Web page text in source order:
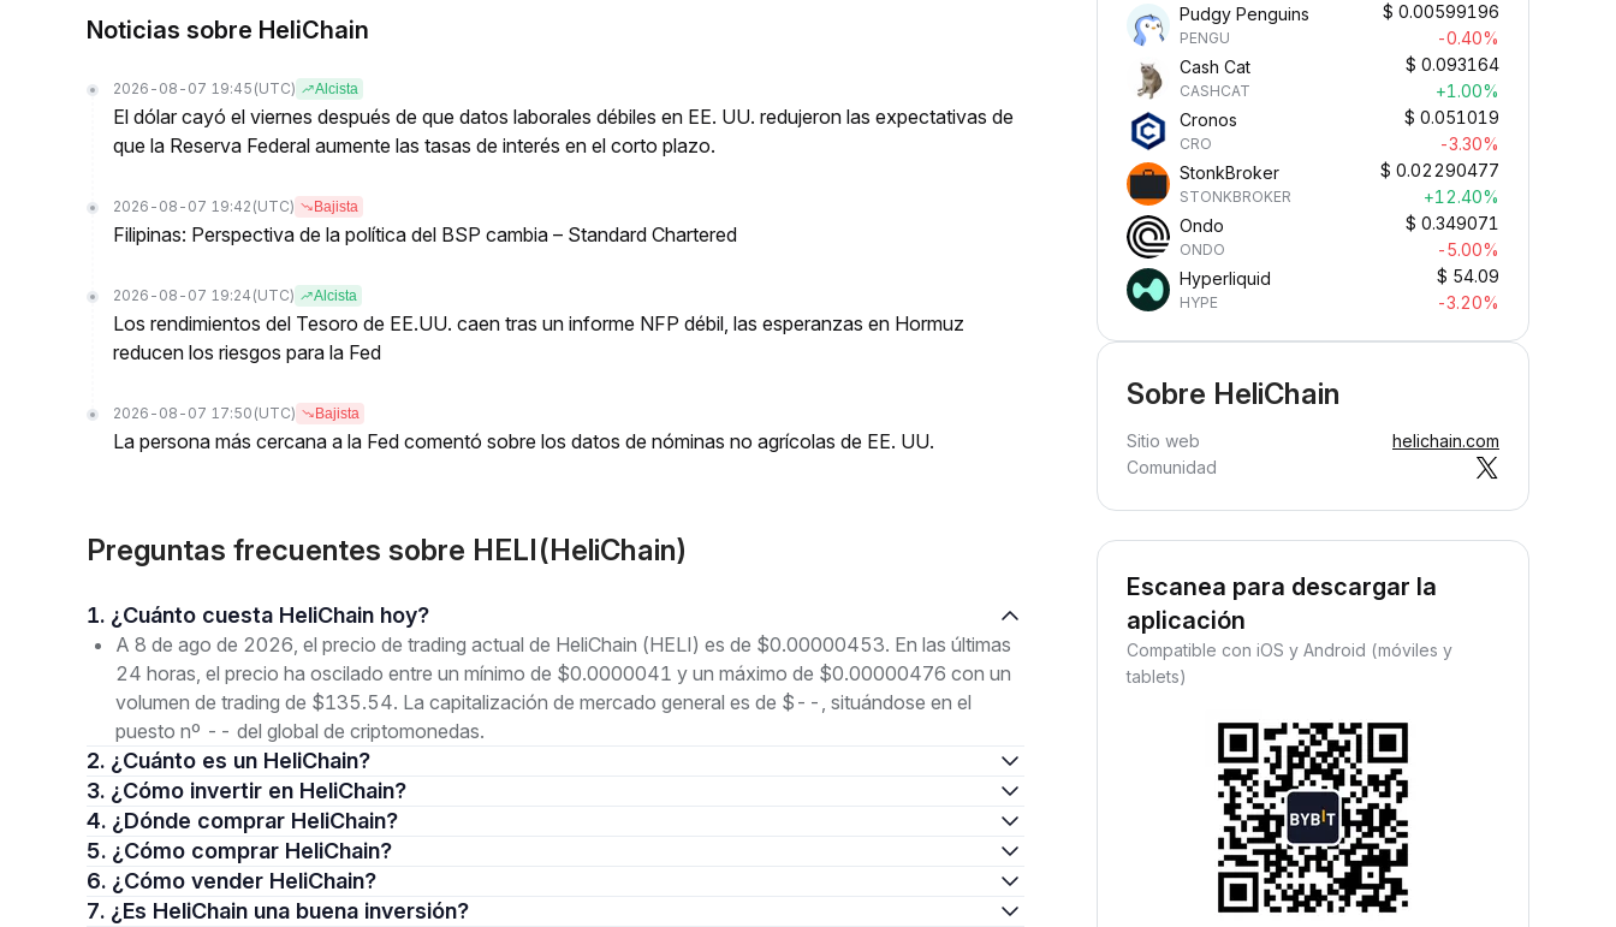
Noticias sobre HeliChain
2026-08-07 19:45 (UTC) Alcista
El dólar cayó el viernes después de que datos laborales débiles en EE. UU. redujeron las expectativas de
que la Reserva Federal aumente las tasas de interés en el corto plazo.
2026-08-07 19:42 (UTC) Bajista
Filipinas: Perspectiva de la política del BSP cambia – Standard Chartered
2026-08-07 19:24 (UTC) Alcista
Los rendimientos del Tesoro de EE.UU. caen tras un informe NFP débil, las esperanzas en Hormuz
reducen los riesgos para la Fed
2026-08-07 17:50 (UTC) Bajista
La persona más cercana a la Fed comentó sobre los datos de nóminas no agrícolas de EE. UU.
Preguntas frecuentes sobre HELI(HeliChain)
1. ¿Cuánto cuesta HeliChain hoy?
A 8 de ago de 2026, el precio de trading actual de HeliChain (HELI) es de $0.00000453. En las últimas
24 horas, el precio ha oscilado entre un mínimo de $0.0000041 y un máximo de $0.00000476 con un
volumen de trading de $135.54. La capitalización de mercado general es de $--, situándose en el
puesto nº -- del global de criptomonedas.
2. ¿Cuánto es un HeliChain?
3. ¿Cómo invertir en HeliChain?
4. ¿Dónde comprar HeliChain?
5. ¿Cómo comprar HeliChain?
6. ¿Cómo vender HeliChain?
7. ¿Es HeliChain una buena inversión?
Pudgy Penguins
PENGU
$ 0.00599196
-0.40%
Cash Cat
CASHCAT
$ 0.093164
+1.00%
Cronos
CRO
$ 0.051019
-3.30%
StonkBroker
STONKBROKER
$ 0.02290477
+12.40%
Ondo
ONDO
$ 0.349071
-5.00%
Hyperliquid
HYPE
$ 54.09
-3.20%
Sobre HeliChain
Sitio web
helichain.com
Comunidad
Escanea para descargar la
aplicación
Compatible con iOS y Android (móviles y
tablets)